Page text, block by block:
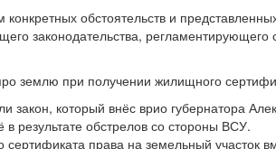
обстоятельств и
законодательства,
землю при получении жилищного
закон, который внёс врио губернатора
результате обстрелов со стороны ВСУ.
права на земельный участок